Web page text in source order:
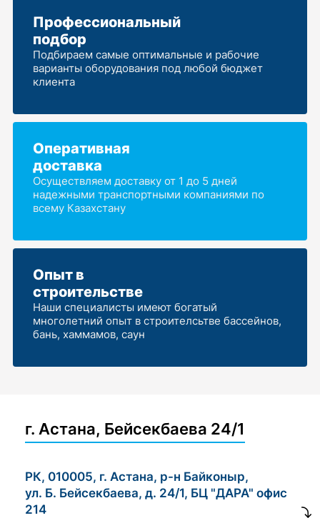
Профессиональный
подбор
Подбираем самые оптимальные и рабочие
варианты оборудования под любой бюджет
клиента
Оперативная
доставка
Осуществляем доставку от 1 до 5 дней
надежными транспортными компаниями по
всему Казахстану
Опыт в
строительстве
Наши специалисты имеют богатый
многолетний опыт в строителсьтве бассейнов,
бань, хаммамов, саун
г. Астана, Бейсекбаева 24/1
РК, 010005, г. Астана, р-н Байконыр,
ул. Б. Бейсекбаева, д. 24/1, БЦ "ДАРА" офис
214